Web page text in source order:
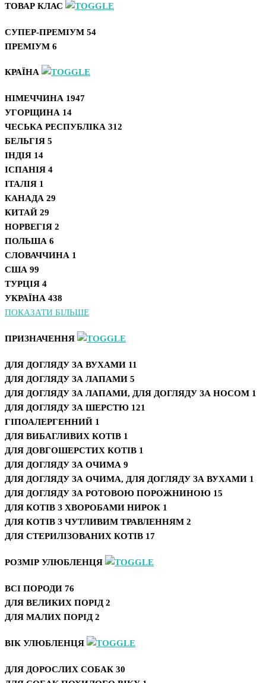
ТОВАР КЛАС
СУПЕР-ПРЕМІУМ 54
ПРЕМІУМ 6
КРАЇНА
НІМЕЧЧИНА 1947
УГОРЩИНА 14
ЧЕСЬКА РЕСПУБЛІКА 312
БЕЛЬГІЯ 5
ІНДІЯ 14
ІСПАНІЯ 4
ІТАЛІЯ 1
КАНАДА 29
КИТАЙ 29
НОРВЕГІЯ 2
ПОЛЬША 6
СЛОВАЧЧИНА 1
США 99
ТУРЦІЯ 4
УКРАЇНА 438
ПОКАЗАТИ БІЛЬШЕ
ПРИЗНАЧЕННЯ
ДЛЯ ДОГЛЯДУ ЗА ВУХАМИ 11
ДЛЯ ДОГЛЯДУ ЗА ЛАПАМИ 5
ДЛЯ ДОГЛЯДУ ЗА ЛАПАМИ, ДЛЯ ДОГЛЯДУ ЗА НОСОМ 1
ДЛЯ ДОГЛЯДУ ЗА ШЕРСТЮ 121
ГІПОАЛЕРГЕННИЙ 1
ДЛЯ ВИБАГЛИВИХ КОТІВ 1
ДЛЯ ДОВГОШЕРСТИХ КОТІВ 1
ДЛЯ ДОГЛЯДУ ЗА ОЧИМА 9
ДЛЯ ДОГЛЯДУ ЗА ОЧИМА, ДЛЯ ДОГЛЯДУ ЗА ВУХАМИ 1
ДЛЯ ДОГЛЯДУ ЗА РОТОВОЮ ПОРОЖНИНОЮ 15
ДЛЯ КОТІВ З ХВОРОБАМИ НИРОК 1
ДЛЯ КОТІВ З ЧУТЛИВИМ ТРАВЛЕННЯМ 2
ДЛЯ СТЕРИЛІЗОВАНИХ КОТІВ 17
РОЗМІР УЛЮБЛЕНЦЯ
ВСІ ПОРОДИ 76
ДЛЯ ВЕЛИКИХ ПОРІД 2
ДЛЯ МАЛИХ ПОРІД 2
ВІК УЛЮБЛЕНЦЯ
ДЛЯ ДОРОСЛИХ СОБАК 30